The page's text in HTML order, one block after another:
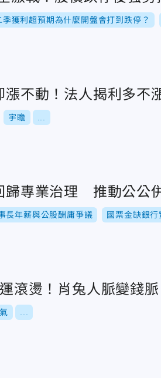
季獲利超預期為什麼開盤會打到跌停？
不動！法人揭利多不
宇瞻
歸專業治理 推動公公
長年薪與公股酬庸爭議 國票金缺銀
滾燙！肖兔人脈變錢